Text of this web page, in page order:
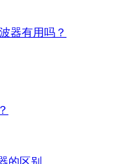
器有用吗？